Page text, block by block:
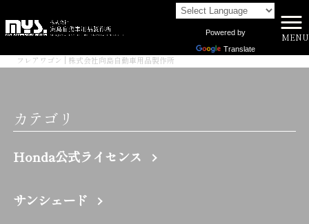
Powered by
Translate
MENU
フレアワゴン | 株式会社向島自動車用品製作所
カテゴリ
Honda公式ライセンス
サンシェード